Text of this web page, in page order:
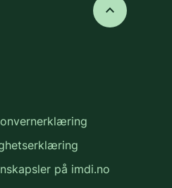
keyboard_arrow_up
på imdi.no